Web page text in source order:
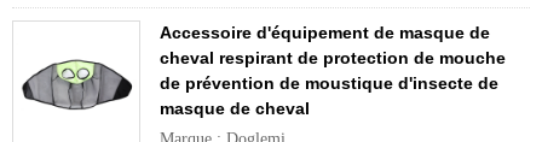
Accessoire d'équipement de masque de
cheval respirant de protection de mouche
de prévention de moustique d'insecte de
masque de cheval